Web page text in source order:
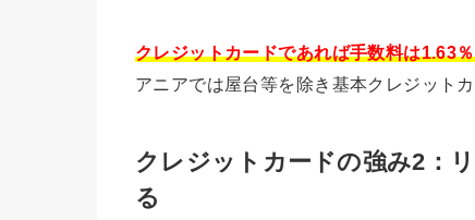
クレジットカードであれば手数料は1.63％
アニアでは屋台等を除き基本クレジット
クレジットカードの強み2：
る